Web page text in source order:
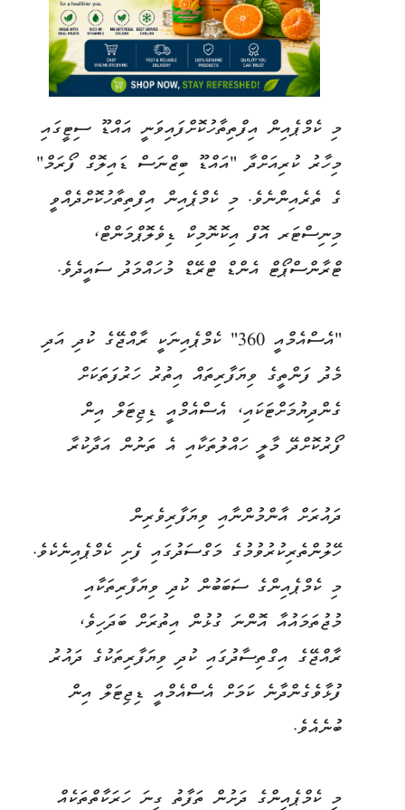
މި ކެމްޕެއިން އިފްތިތާހުކޮށްފައިވަނީ އައްޑޫ ސިޓީގައި
މިހާރު ކުރިއަށްދާ "އައްޑޫ ބިޒްނަސް ޑައިލޮގް ފޯރަމް"
ގެ ތެރެއިންނެވެ. މި ކެމްޕެއިން އިފްތިތާހުކޮށްދެއްވީ
މިނިސްޓަރ އޮފް އިކޮނޮމިކް ޑިވެލޮޕްމަންޓް،
ޓްރާންސްޕޯޓް އެންޑް ޓްރޭޑް މުހައްމަދު ސައީދެވެ.
"އެސްއެމްއީ 360" ކެމްޕެއިނަކީ ރާއްޖޭގެ ކުދި އަދި
މެދު ފަންތީގެ ވިޔަފާރިތައް އިތުރު ހަރުފަތަކަށް
ގެންދިޔުމަށްޓަކައި، އެސްއެމްއީ ޑިޖިޓަލް އިން
ފޯރުކޮށްދޭ މާލީ ހައްލުތަކާއި އެ ތަނުން އަދާކުރާ
ދައުރަށް އާންމުންނާއި ވިޔަފާރިވެރިން
ހޭލުންތެރިކުރުވުމުގެ މަގްސަދުގައި ފެށި ކެމްޕެއިނެކެވެ.
މި ކެމްޕެއިންގެ ސަބަބުން ކުދި ވިޔަފާރިތަކާއި
މުޖުތަމައުއާ އޮންނަ ގުޅުން އިތުރަށް ބަދަހިވެ،
ރާއްޖޭގެ އިގްތިސާދުގައި ކުދި ވިޔަފާރިތަކުގެ ދައުރު
ފުޅާވެގެންދާނެ ކަމަށް އެސްއެމްއީ ޑިޖިޓަލް އިން
ބުނެއެވެ.
މި ކެމްޕެއިންގެ ދަށުން ތަފާތު ގިނަ ހަރަކާތްތަކެއް